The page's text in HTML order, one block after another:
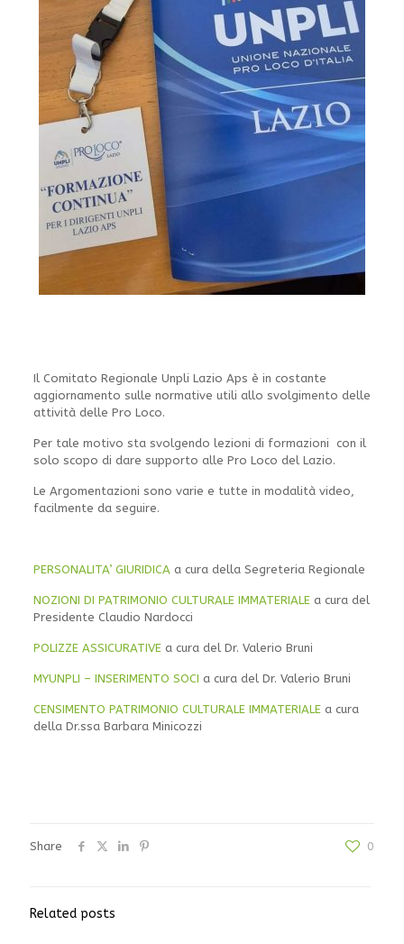
Il Comitato Regionale Unpli Lazio Aps è in costante
aggiornamento sulle normative utili allo svolgimento delle
attività delle Pro Loco.
Per tale motivo sta svolgendo lezioni di formazioni con il
solo scopo di dare supporto alle Pro Loco del Lazio.
Le Argomentazioni sono varie e tutte in modalità video,
facilmente da seguire.
PERSONALITA’ GIURIDICAa cura della Segreteria Regionale
NOZIONI DI PATRIMONIO CULTURALE IMMATERIALEa cura del
Presidente Claudio Nardocci
POLIZZE ASSICURATIVEa cura del Dr. Valerio Bruni
MYUNPLI – INSERIMENTO SOCI a cura del Dr. Valerio Bruni
CENSIMENTO PATRIMONIO CULTURALE IMMATERIALEa cura
della Dr.ssa Barbara Minicozzi
Share 0
Related posts